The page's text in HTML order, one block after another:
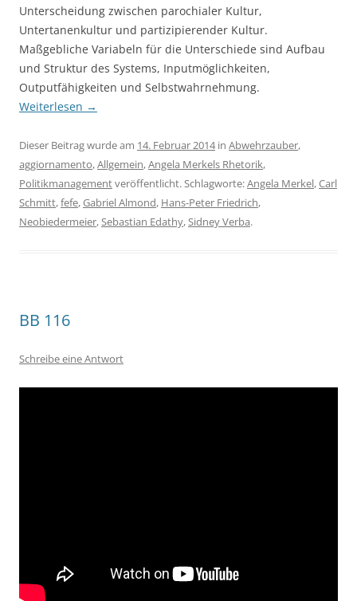
Unterscheidung zwischen parochialer Kultur,
Untertanenkultur und partizipierender Kultur.
Maßgebliche Variabeln für die Unterschiede sind Aufbau
und Struktur des Systems, Inputmöglichkeiten,
Outputfähigkeiten und Selbstwahrnehmung.
Weiterlesen →
Dieser Beitrag wurde am 14. Februar 2014in Abwehrzauber,
aggiornamento,Allgemein,Angela Merkels Rhetorik,
Politikmanagementveröffentlicht. Schlagworte:Angela Merkel,Carl
Schmitt,fefe,Gabriel Almond, Hans-Peter Friedrich,
Neobiedermeier,Sebastian Edathy,Sidney Verba.
BB 116
Schreibe eine Antwort